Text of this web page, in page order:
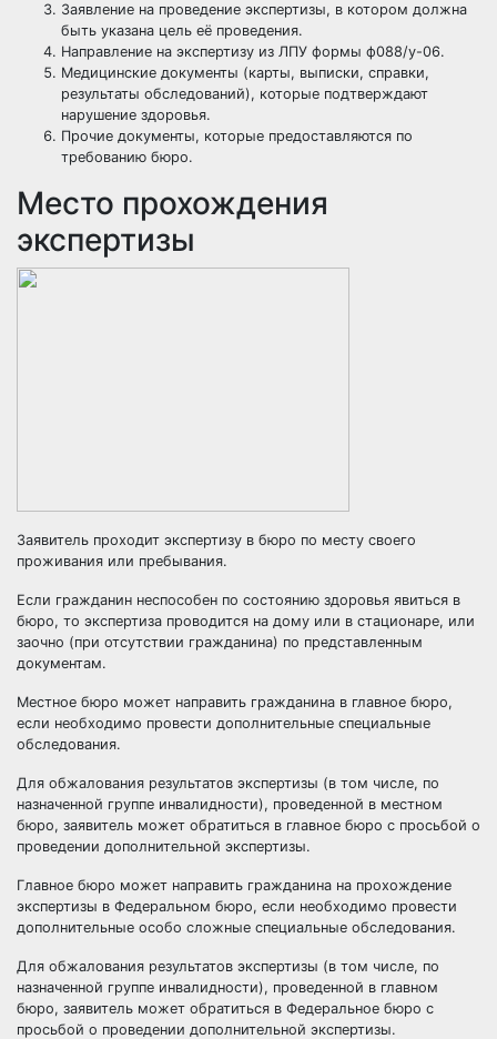
Заявление на проведение экспертизы, в котором должна
быть указана цель её проведения.
Направление на экспертизу из ЛПУ формы ф088/у-06.
Медицинские документы (карты, выписки, справки,
результаты обследований), которые подтверждают
нарушение здоровья.
Прочие документы, которые предоставляются по
требованию бюро.
Место прохождения
экспертизы
Заявитель проходит экспертизу в бюро по месту своего
проживания или пребывания.
Если гражданин неспособен по состоянию здоровья явиться в
бюро, то экспертиза проводится на дому или в стационаре, или
заочно (при отсутствии гражданина) по представленным
документам.
Местное бюро может направить гражданина в главное бюро,
если необходимо провести дополнительные специальные
обследования.
Для обжалования результатов экспертизы (в том числе, по
назначенной группе инвалидности), проведенной в местном
бюро, заявитель может обратиться в главное бюро с просьбой о
проведении дополнительной экспертизы.
Главное бюро может направить гражданина на прохождение
экспертизы в Федеральном бюро, если необходимо провести
дополнительные особо сложные специальные обследования.
Для обжалования результатов экспертизы (в том числе, по
назначенной группе инвалидности), проведенной в главном
бюро, заявитель может обратиться в Федеральное бюро с
просьбой о проведении дополнительной экспертизы.